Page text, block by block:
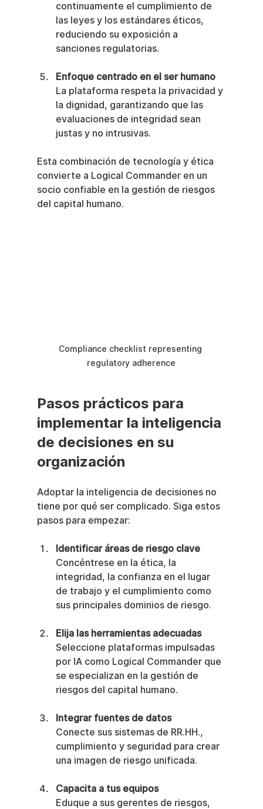
continuamente el cumplimiento de
las leyes y los estándares éticos,
reduciendo su exposición a
sanciones regulatorias.
Enfoque centrado en el ser humano
La plataforma respeta la privacidad y
la dignidad, garantizando que las
evaluaciones de integridad sean
justas y no intrusivas.
Esta combinación de tecnología y ética
convierte a Logical Commander en un
socio confiable en la gestión de riesgos
del capital humano.
Compliance checklist representing
regulatory adherence
Pasos prácticos para
implementar la inteligencia
de decisiones en su
organización
Adoptar la inteligencia de decisiones no
tiene por qué ser complicado. Siga estos
pasos para empezar:
Identificar áreas de riesgo clave
Concéntrese en la ética, la
integridad, la confianza en el lugar
de trabajo y el cumplimiento como
sus principales dominios de riesgo.
Elija las herramientas adecuadas
Seleccione plataformas impulsadas
por IA como Logical Commander que
se especializan en la gestión de
riesgos del capital humano.
Integrar fuentes de datos
Conecte sus sistemas de RR.HH.,
cumplimiento y seguridad para crear
una imagen de riesgo unificada.
Capacita a tus equipos
Eduque a sus gerentes de riesgos,